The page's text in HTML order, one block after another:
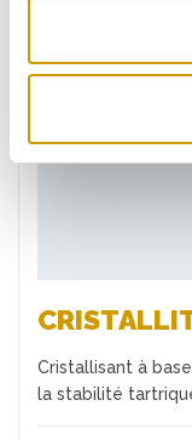
Cristallisant à
la stabilité